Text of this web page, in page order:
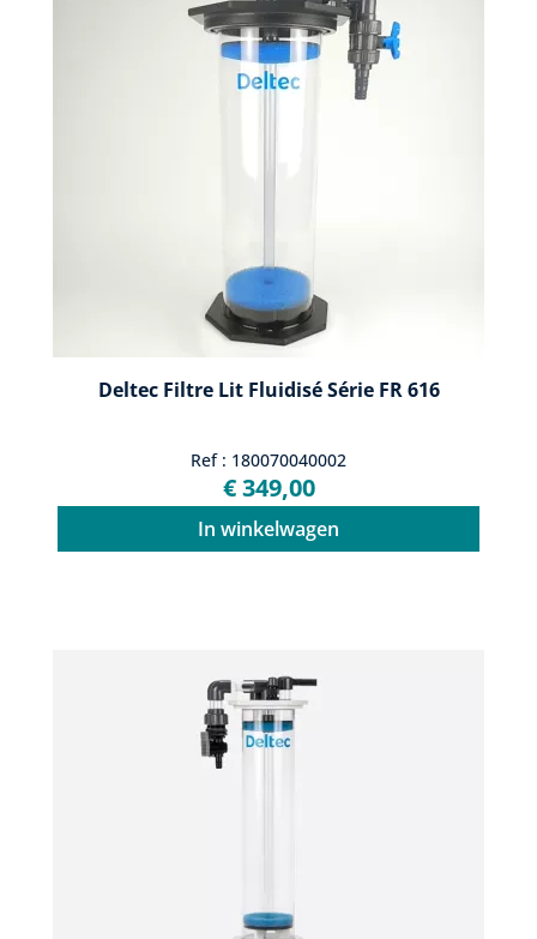
Deltec Filtre Lit Fluidisé Série FR 616
Ref : 180070040002
€ 349,00
In winkelwagen